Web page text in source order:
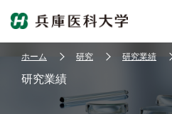
ホーム 研究 研究業績
研究業績